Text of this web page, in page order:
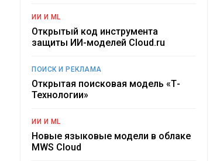
ИИ И ML
Открытый код инструмента
защиты ИИ-моделей Cloud.ru
ПОИСК И РЕКЛАМА
Открытая поисковая модель «Т-
Технологии»
ИИ И ML
Новые языковые модели в облаке
MWS Cloud